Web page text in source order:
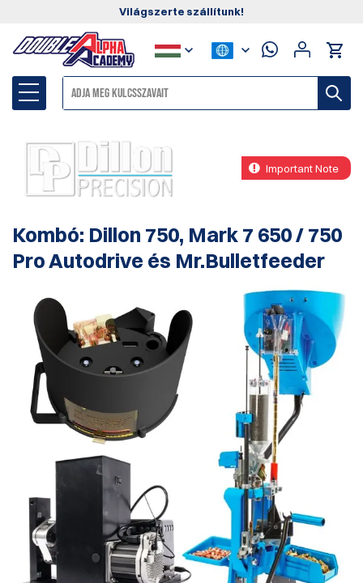
Világszerte szállítunk!
Important Note
Kombó: Dillon 750, Mark 7 650 / 750
Pro Autodrive és Mr.Bulletfeeder